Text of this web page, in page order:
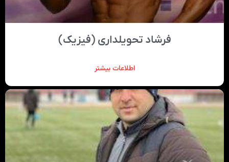
فرشاد تحویلداری (فیزیک)
اطلاعات بیشتر